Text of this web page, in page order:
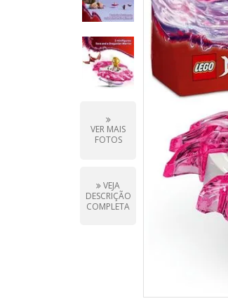
VER MAIS
FOTOS
VEJA
DESCRIÇÃO
COMPLETA